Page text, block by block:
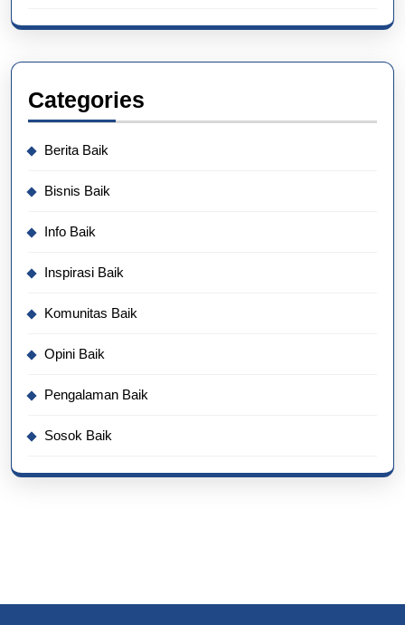
Categories
Berita Baik
Bisnis Baik
Info Baik
Inspirasi Baik
Komunitas Baik
Opini Baik
Pengalaman Baik
Sosok Baik